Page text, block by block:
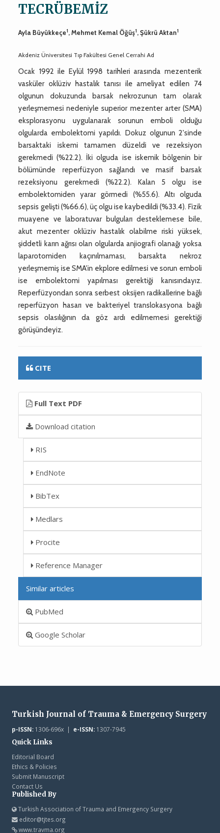
TECRÜBEMİZ
Ayla Büyükkeçe1, Mehmet Kemal Öğüş1, Şükrü Aktan1
Akdeniz Üniversitesi Tıp Fakültesi Genel Cerrahi Ad
Ocak 1992 ile Eylül 1998 tarihleri arasında mezenterik
vasküler oklüziv hastalık tanısı ile ameliyat edilen 74
olgunun dokuzunda barsak nekrozunun tam olarak
yerleşmemesi nedeniyle superior mezenter arter (SMA)
eksplorasyonu uygulanarak sorunun emboli olduğu
olgularda embolektomi yapıldı. Dokuz olgunun 2'sinde
barsaktaki iskemi tamamen düzeldi ve rezeksiyon
gerekmedi (%22.2). İki olguda ise iskemik bölgenin bir
bölümünde reperfüzyon sağlandı ve masif barsak
rezeksiyonu gerekmedi (%22.2). Kalan 5 olgu ise
embolektomiden yarar görmedi (%55.6). Altı olguda
sepsis gelişti (%66.6), üç olgu ise kaybedildi (%33.4). Fizik
muayene ve laboratuvar bulguları desteklemese bile,
akut mezenter oklüziv hastalık olabilme riski yüksek,
şiddetli karın ağrısı olan olgularda anjiografi olanağı yoksa
laparotomiden kaçınılmaması, barsakta nekroz
yerleşmemiş ise SMA'in ekplore edilmesi ve sorun emboli
ise embolektomi yapılması gerektiği kanısındayız.
Reperfüzyondan sonra serbest oksijen radikallerine bağlı
reperfüzyon hasarı ve bakteriyel translokasyona bağlı
sepsis olasılığının da göz ardı edilmemesi gerektiği
görüşündeyiz.
CITE
Full Text PDF
Download citation
RIS
EndNote
BibTex
Medlars
Procite
Reference Manager
Similar articles
PubMed
Google Scholar
Turkish Journal of Trauma & Emergency Surgery
p-ISSN:1306-696x | e-ISSN:1307-7945
Quick Links
Editorial Board
Ethics & Policies
Submit Manuscript
Contact Us
Published By
Turkish Association of Trauma and Emergency Surgery
editor@tjtes.org
www.travma.org